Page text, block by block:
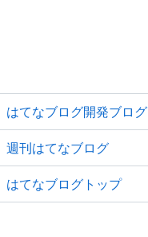
はてなブログ開発ブログ
週刊はてなブログ
はてなブログトップ